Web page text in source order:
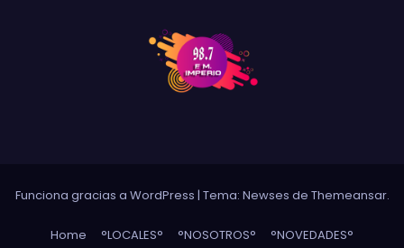
Funciona gracias a WordPress | Tema: Newses de Themeansar.
Home °LOCALES° °NOSOTROS° °NOVEDADES°